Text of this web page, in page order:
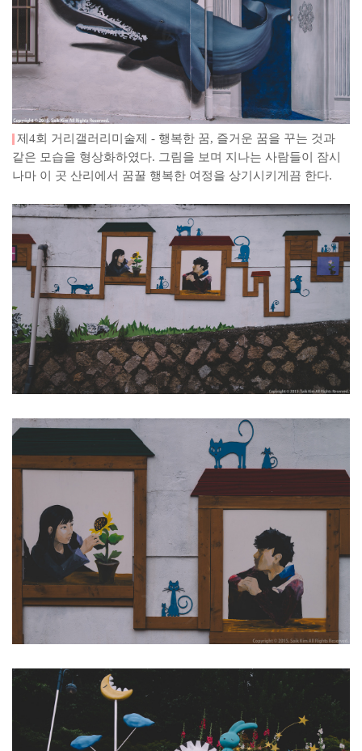
제4회 거리갤러리미술제 - 행복한 꿈, 즐거운 꿈을 꾸는 것과
같은 모습을 형상화하였다. 그림을 보며 지나는 사람들이 잠시
나마 이 곳 산리에서 꿈꿀 행복한 여정을 상기시키게끔 한다.